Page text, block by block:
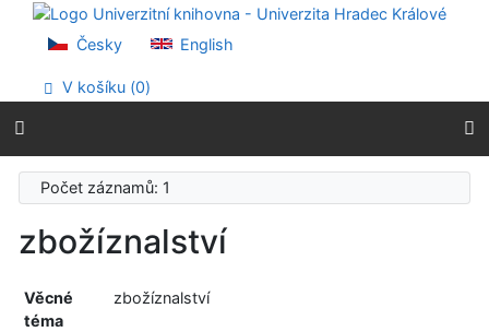
Přejít na obsah
Přejít na menu
Prohlášení o webové přístupnosti
Česky English
V košíku (0)
Počet záznamů: 1
zbožíznalství
Věcné
téma
zbožíznalství